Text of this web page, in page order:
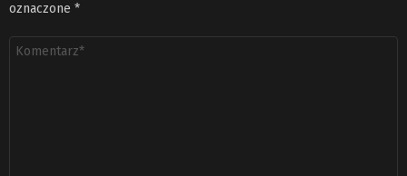
oznaczone *
Komentarz